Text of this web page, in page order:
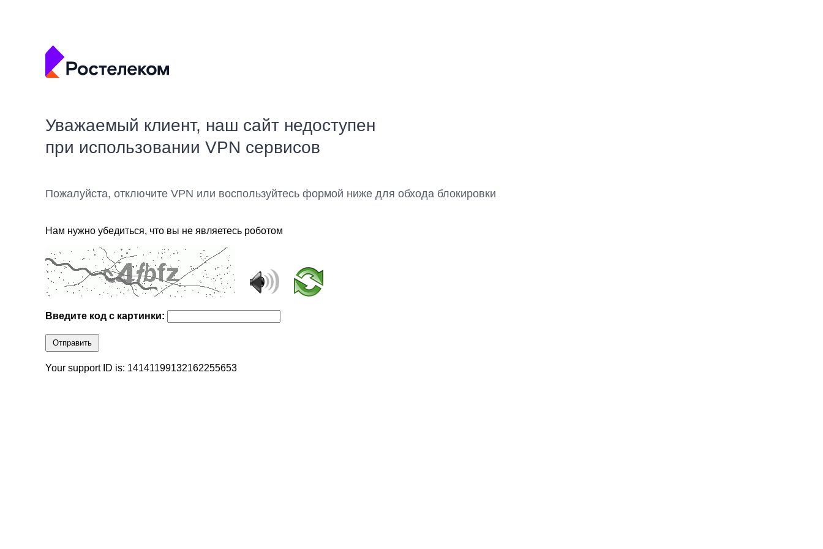
Уважаемый клиент, наш сайт недоступен
при использовании VPN сервисов
Пожалуйста, отключите VPN или воспользуйтесь формой ниже для обхода блокировки
Нам нужно убедиться, что вы не являетесь роботом
Введите код с картинки:
Отправить
Your support ID is: 14141199132162255653